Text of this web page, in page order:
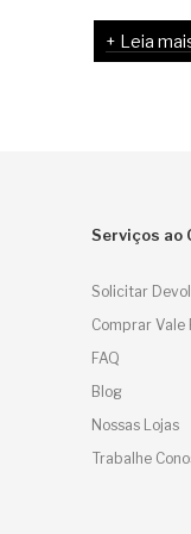
Leia
Serviços ao
Solicitar
Comprar Vale
FAQ
Blog
Nossas Lojas
Trabalhe